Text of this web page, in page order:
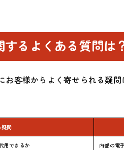
するよくある質問は
お客様からよく寄せられる疑
疑問
用できるか 内部の電